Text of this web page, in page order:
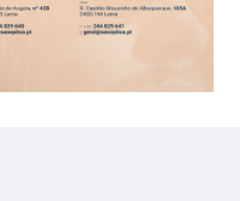
é directora financeira de empresa